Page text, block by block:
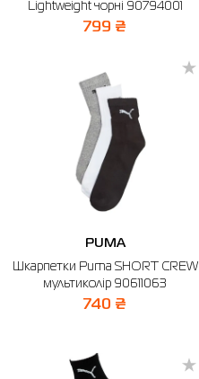
Lightweight чорні 90794001
799 ₴
PUMA
Шкарпетки Puma SHORT CREW
мультиколір 90611063
740 ₴